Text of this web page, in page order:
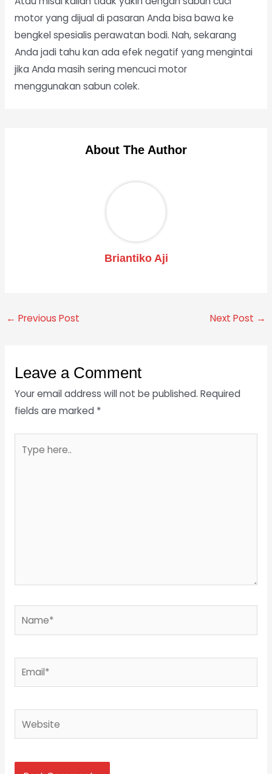
motor yang dijual di pasaran Anda bisa bawa ke
bengkel spesialis perawatan bodi. Nah, sekarang
Anda jadi tahu kan ada efek negatif yang mengintai
jika Anda masih sering mencuci motor
menggunakan sabun colek.
About The Author
Briantiko Aji
← Previous Post Next Post →
Leave a Comment
Your email address will not be published. Required
fields are marked *
here..